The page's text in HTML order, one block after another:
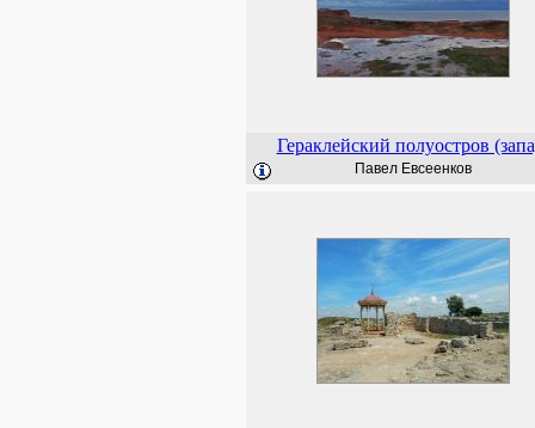
Гераклейский полуостров
Павел Евсеенков